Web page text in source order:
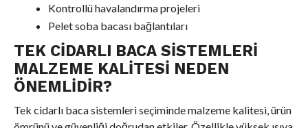
Kontrollü havalandırma projeleri
Pelet soba bacası bağlantıları
TEK CIDARLI BACA SISTEMLERI
MALZEME KALITESI NEDEN
ÖNEMLIDIR?
Tek cidarlı baca sistemleri seçiminde malzeme kalitesi, ürün